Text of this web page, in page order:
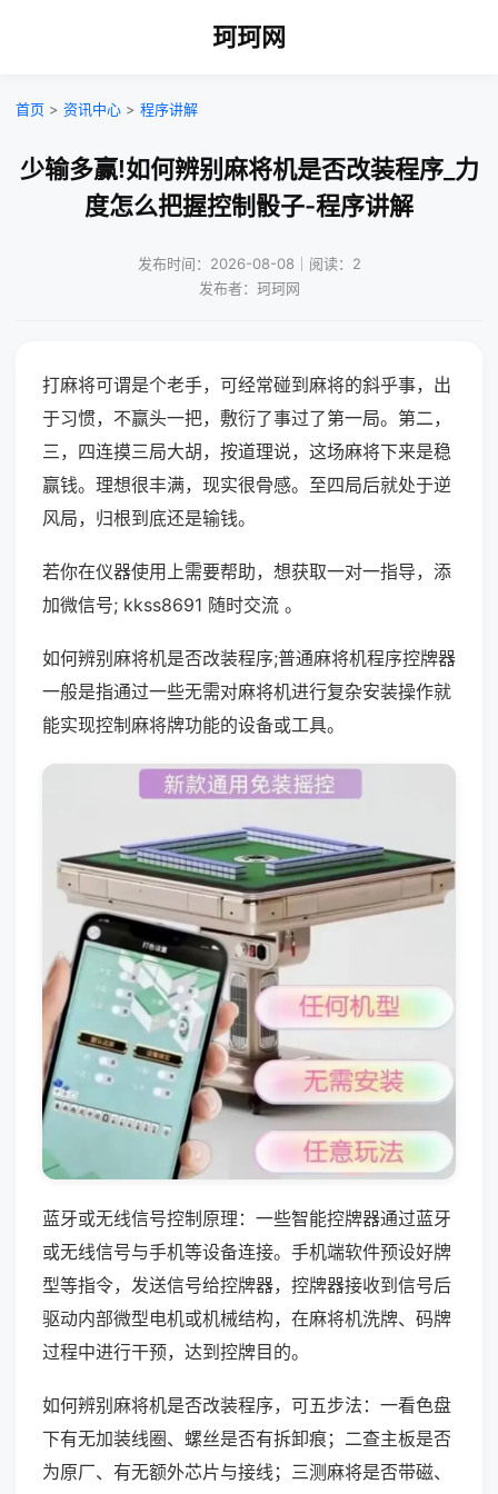
珂珂网
首页 > 资讯中心 > 程序讲解
少输多赢!如何辨别麻将机是否改装程序_力
度怎么把握控制骰子-程序讲解
发布时间：2026-08-08｜阅读：2
发布者：珂珂网
打麻将可谓是个老手，可经常碰到麻将的斜乎事，出
于习惯，不赢头一把，敷衍了事过了第一局。第二，
三，四连摸三局大胡，按道理说，这场麻将下来是稳
赢钱。理想很丰满，现实很骨感。至四局后就处于逆
风局，归根到底还是输钱。
若你在仪器使用上需要帮助，想获取一对一指导，添
加微信号; kkss8691 随时交流 。
如何辨别麻将机是否改装程序;普通麻将机程序控牌器
一般是指通过一些无需对麻将机进行复杂安装操作就
能实现控制麻将牌功能的设备或工具。
蓝牙或无线信号控制原理：一些智能控牌器通过蓝牙
或无线信号与手机等设备连接。手机端软件预设好牌
型等指令，发送信号给控牌器，控牌器接收到信号后
驱动内部微型电机或机械结构，在麻将机洗牌、码牌
过程中进行干预，达到控牌目的。
如何辨别麻将机是否改装程序，可五步法：一看色盘
下有无加装线圈、螺丝是否有拆卸痕；二查主板是否
为原厂、有无额外芯片与接线；三测麻将是否带磁、